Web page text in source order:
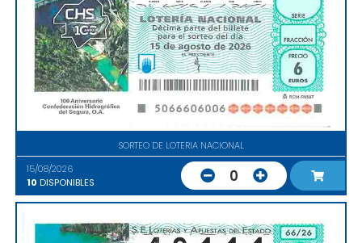
SORTEO DE LOTERIA NACIONAL
15/08/2026
10 DISPONIBLES 0